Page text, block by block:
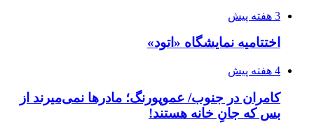
3 هفته پیش
اختتامیه نمایشگاه «اتود»
4 هفته پیش
کامران در جنوب/ عموپورنگ؛ مادرها نمی‌میرند از
بس که جانِ خانه هستند!